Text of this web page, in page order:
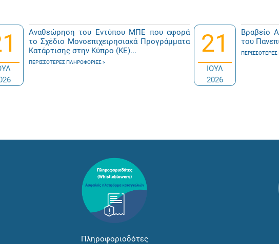
Αναθεώρηση του Εντύπου ΜΠΕ που αφορά
το Σχέδιο Μονοεπιχειρησιακά Προγράμματα
Κατάρτισης στην Κύπρο (ΚΕ)...
ΠΕΡΙΣΣΌΤΕΡΕΣ ΠΛΗΡΟΦΟΡΊΕΣ
21
ΙΟΥΛ
2026
Βραβείο
του
Πληροφοριοδότες